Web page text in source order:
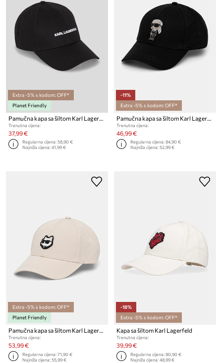
Extra -5% s kodom: OFF*
Planet Friendly
Pamučna kapa sa šiltom Karl Lagerfeld IKON
Trenutna cijena:
37,99 €
Regularna cijena:58,90 €
Najniža cijena:41,99 €
-11%
Extra -5% s kodom: OFF*
Pamučna kapa sa šiltom Karl Lagerfeld
Trenutna cijena:
46,99 €
Regularna cijena:84,90 €
Najniža cijena:52,99 €
Extra -5% s kodom: OFF*
Planet Friendly
Pamučna kapa sa šiltom Karl Lagerfeld
Trenutna cijena:
53,99 €
Regularna cijena:71,90 €
Najniža cijena:55,99 €
-18%
Extra -5% s kodom: OFF*
Kapa sa šiltom Karl Lagerfeld
Trenutna cijena:
39,99 €
Regularna cijena:80,90 €
Najniža cijena:48,99 €